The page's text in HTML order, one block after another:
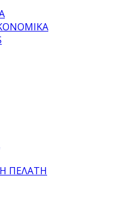
ΠΕΛΑΤΗ